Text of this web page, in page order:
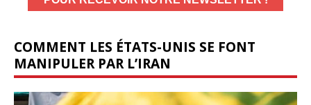
COMMENT LES ÉTATS-UNIS SE FONT
MANIPULER PAR L’IRAN